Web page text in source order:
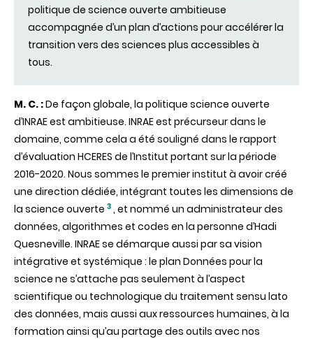
politique de science ouverte ambitieuse
accompagnée d’un plan d’actions pour accélérer la
transition vers des sciences plus accessibles à
tous.
M. C. :De façon globale, la politique science ouverte
d’INRAE est ambitieuse. INRAE est précurseur dans le
domaine, comme cela a été souligné dans le rapport
d’évaluation HCERES de l’Institut portant sur la période
2016-2020. Nous sommes le premier institut à avoir créé
une direction dédiée, intégrant toutes les dimensions de
la science ouverte 3 , et nommé un administrateur des
données, algorithmes et codes en la personne d’Hadi
Quesneville. INRAE se démarque aussi par sa vision
intégrative et systémique : le plan Données pour la
science ne s’attache pas seulement à l’aspect
scientifique ou technologique du traitement sensu lato
des données, mais aussi aux ressources humaines, à la
formation ainsi qu’au partage des outils avec nos